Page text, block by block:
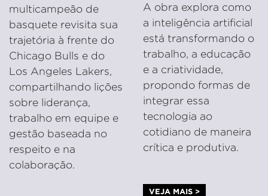
multicampeão de
basquete revisita sua
trajetória à frente do
Chicago Bulls e do
Los Angeles Lakers,
compartilhando lições
sobre liderança,
trabalho em equipe e
gestão baseada no
respeito e na
colaboração.
A obra explora como
a inteligência artificial
está transformando o
trabalho, a educação
e a criatividade,
propondo formas de
integrar essa
tecnologia ao
cotidiano de maneira
crítica e produtiva.
VEJA MAIS >